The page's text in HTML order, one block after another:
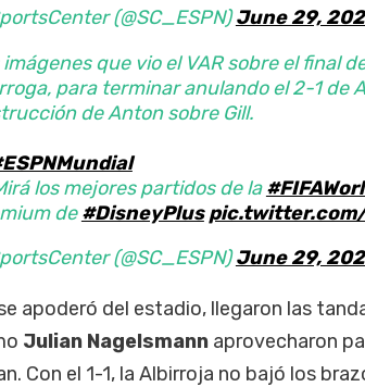
(@SC_ESPN)June 29,
imágenes que vio el VAR sobre el final
para terminar anulando el 2-1 de
de Anton sobre Gill.
los mejores partidos de la
de#DisneyPlus
(@SC_ESPN)June 29,
apoderó del estadio, llegaron las
Julian Nagelsmannaprovecharon
Con el 1-1, la Albirroja no bajó los